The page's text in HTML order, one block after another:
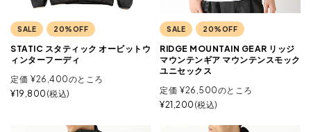
SALE 20%OFF
STATIC スタティック オービットウ
ィンターフーディ
定価 ¥26,400のところ
¥19,800 税込
SALE 20%OFF
RIDGE MOUNTAIN GEAR リッジ
マウンテンギア マウンテンスモック
ユニセックス
定価 ¥26,500のところ
¥21,200 税込